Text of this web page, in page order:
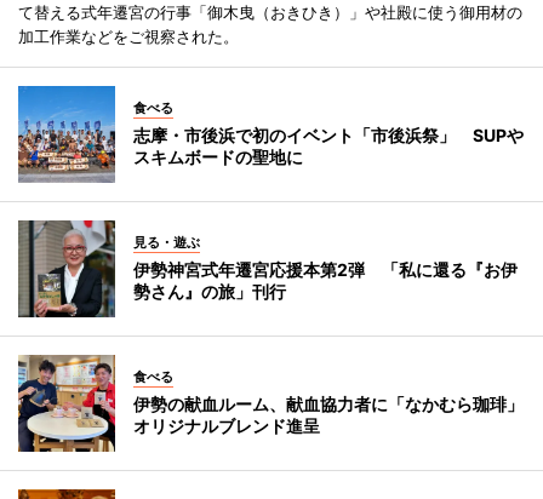
て替える式年遷宮の行事「御木曳（おきひき）」や社殿に使う御用材の
加工作業などをご視察された。
食べる
志摩・市後浜で初のイベント「市後浜祭」 SUPや
スキムボードの聖地に
見る・遊ぶ
伊勢神宮式年遷宮応援本第2弾 「私に還る『お伊
勢さん』の旅」刊行
食べる
伊勢の献血ルーム、献血協力者に「なかむら珈琲」
オリジナルブレンド進呈